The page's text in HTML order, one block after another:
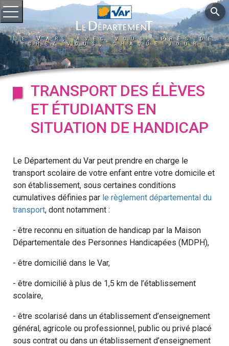
Ouvrir le menu
Le Var, avec vous, près de
chez vous, chaque jour
search
TRANSPORT DES ÉLÈVES
ET ÉTUDIANTS EN
SITUATION DE HANDICAP
Le Département du Var peut prendre en charge le
transport scolaire de votre enfant entre votre domicile et
son établissement, sous certaines conditions
cumulatives définies par le règlement départemental du
transport, dont notamment :
- être reconnu en situation de handicap par la Maison
Départementale des Personnes Handicapées (MDPH),
- être domicilié dans le Var,
- être domicilié à plus de 1,5 km de l’établissement
scolaire,
- être scolarisé dans un établissement d’enseignement
général, agricole ou professionnel, public ou privé placé
sous contrat ou dans un établissement d’enseignement